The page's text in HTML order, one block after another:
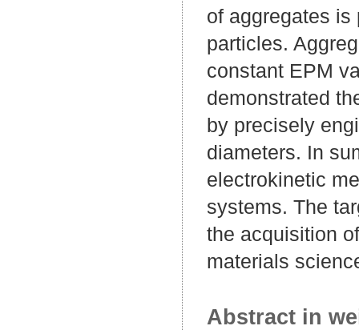
of aggregates is
particles.
constant EPM
demonstrated
by precisely
diameters. In
electrokinetic
systems. The
the acquisition
materials
Abstract in